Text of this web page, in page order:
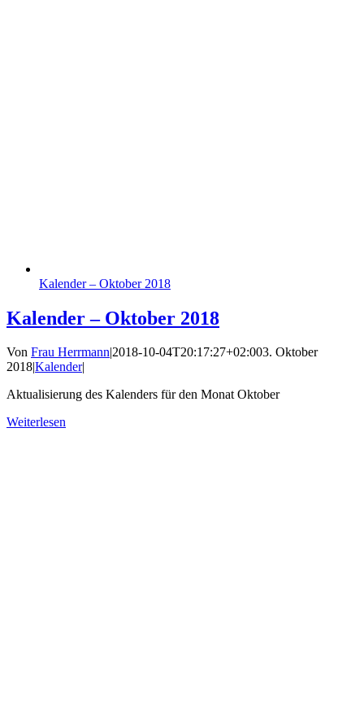
Kalender – Oktober 2018
Kalender – Oktober 2018
Von Frau Herrmann|2018-10-04T20:17:27+02:003. Oktober
2018|Kalender|
Aktualisierung des Kalenders für den Monat Oktober
Weiterlesen